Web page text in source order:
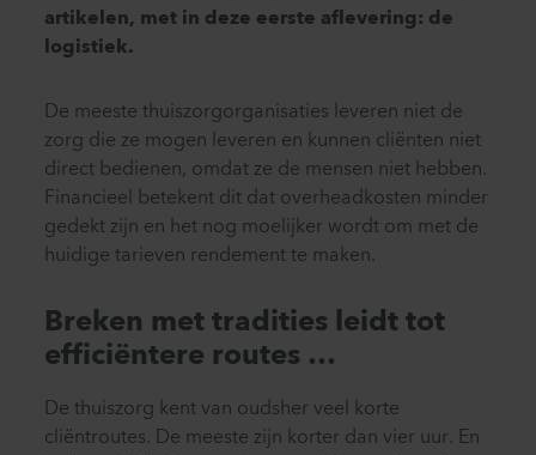
artikelen, met in deze eerste aflevering: de
logistiek.
De meeste thuiszorgorganisaties leveren niet de
zorg die ze mogen leveren en kunnen cliënten niet
direct bedienen, omdat ze de mensen niet hebben.
Financieel betekent dit dat overheadkosten minder
gedekt zijn en het nog moelijker wordt om met de
huidige tarieven rendement te maken.
Breken met tradities leidt tot
efficiëntere routes …
De thuiszorg kent van oudsher veel korte
cliëntroutes. De meeste zijn korter dan vier uur. En